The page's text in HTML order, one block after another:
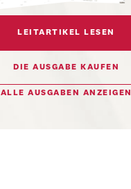
LEITARTIKEL LESEN
DIE AUSGABE KAUFEN
ALLE AUSGABEN ANZEIGEN